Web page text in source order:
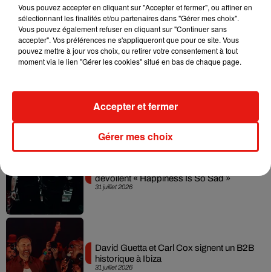
6 août 2026
Il y a 10 ans, DJ Snake changeait de
dimension avec son premier...
3 août 2026
31 juillet 2026
dévoilent « Happiness Is So Sad »
31 juillet 2026
David Guetta et Carl Cox signent un B2B
historique à Ibiza
Vous pouvez accepter en cliquant sur "Accepter et fermer", ou affiner en
sélectionnant les finalités et/ou partenaires dans "Gérer mes choix".
Vous pouvez également refuser en cliquant sur "Continuer sans
accepter". Vos préférences ne s'appliqueront que pour ce site. Vous
pouvez mettre à jour vos choix, ou retirer votre consentement à tout
moment via le lien "Gérer les cookies" situé en bas de chaque page.
Gérer mes choix
Accepter et fermer